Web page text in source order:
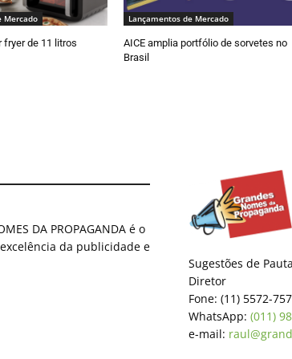
Mercado
fryer de 11 litros
Lançamentos de Mercado
AICE amplia portfólio de sorvetes no
Brasil
DA PROPAGANDA é o
da publicidade e
Sugestões de
Diretor
Fone: (11) 5572-
WhatsApp: (011)
e-mail: